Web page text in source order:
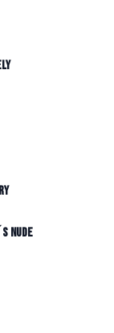
Nude